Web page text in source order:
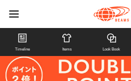
Timeline Items Look Book